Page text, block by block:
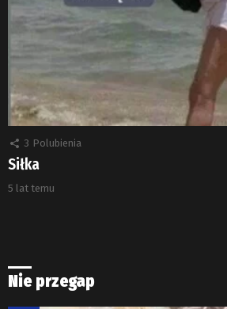
3 Polubienia
Siłka
5 lat temu
Nie przegap